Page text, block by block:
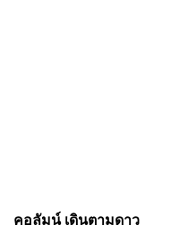
คอลัมน์ เดินตามดาว